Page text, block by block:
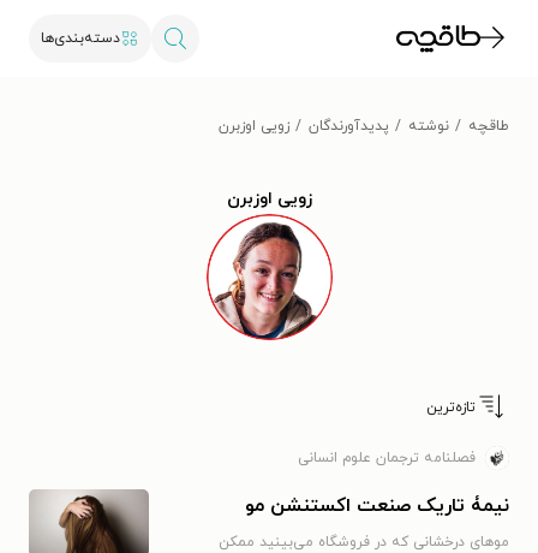
دسته‌بندی‌ها
طاقچه نوشته پدیدآورندگان زویی اوزبرن
زویی اوزبرن
تازه‌ترین
فصلنامه ترجمان علوم انسانی
نیمۀ تاریک صنعت اکستنشن مو
موهای درخشانی که در فروشگاه‌ می‌بینید ممکن